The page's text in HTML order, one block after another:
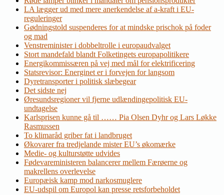
LA lægger ud med mere anerkendelse af a-kraft i EU-
reguleringer
Gødningstold suspenderes for at mindske prischok på foder
og mad
Venstreminister i dobbeltrolle i europaudvalget
Stort mandefald blandt Folketingets europapolitikere
Energikommissæren på vej med mål for elektrificering
Statsrevisor: Energinet er i forvejen for langsom
Dyretransporter i politisk slæbegear
Det sidste nej
Øresundsregioner vil fjerne udlændingepolitisk EU-
undtagelse
Karlsprisen kunne gå til …… Pia Olsen Dyhr og Lars Løkke
Rasmussen
To klimaråd griber fat i landbruget
Økovarer fra tredjelande mister EU’s økomærke
Medie- og kulturstøtte udvides
Fødevareministeren balancerer mellem Færøerne og
makrellens overlevelse
Europæisk kamp mod narkosmuglere
EU-udspil om Europol kan presse retsforbeholdet